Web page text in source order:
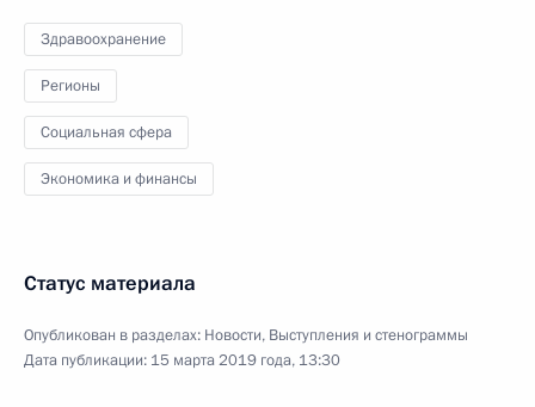
Здравоохранение
Регионы
Социальная сфера
Экономика и финансы
Статус материала
Опубликован в разделах: Новости, Выступления и стенограммы
Дата публикации: 15 марта 2019 года, 13:30